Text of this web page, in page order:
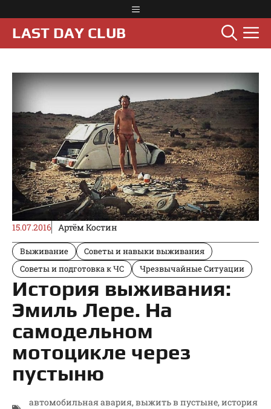
к
содержимому
Меню
LAST DAY CLUB
15.07.2016 Артём Костин
Выживание
Советы и навыки выживания
Советы и подготовка к ЧС
Чрезвычайные Ситуации
История выживания:
Эмиль Лере. На
самодельном
мотоцикле через
пустыню
автомобильная авария, выжить в пустыне, история